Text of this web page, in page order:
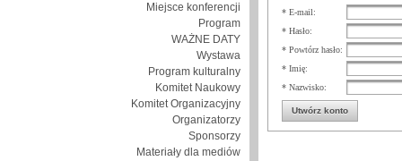
Miejsce konferencji
Program
WAŻNE DATY
Wystawa
Program kulturalny
Komitet Naukowy
Komitet Organizacyjny
Organizatorzy
Sponsorzy
Materiały dla mediów
* E-mail:
* Hasło:
* Powtórz hasło:
* Imię:
* Nazwisko:
Utwórz konto